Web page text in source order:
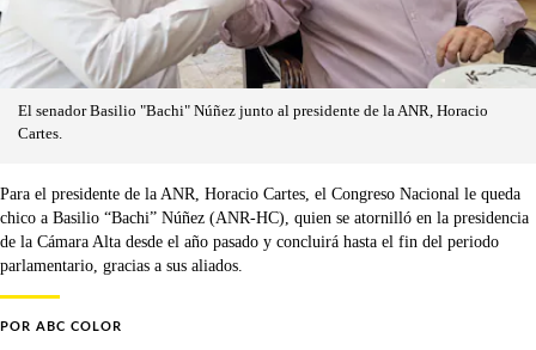
El senador Basilio "Bachi" Núñez junto al presidente de la ANR, Horacio
Cartes.
Para el presidente de la ANR, Horacio Cartes, el Congreso Nacional le queda
chico a Basilio “Bachi” Núñez (ANR-HC), quien se atornilló en la presidencia
de la Cámara Alta desde el año pasado y concluirá hasta el fin del periodo
parlamentario, gracias a sus aliados.
POR ABC COLOR